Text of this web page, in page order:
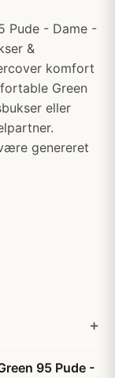
Pude - Dame -
&
komfort
Green
eller
genereret
95 Pude -